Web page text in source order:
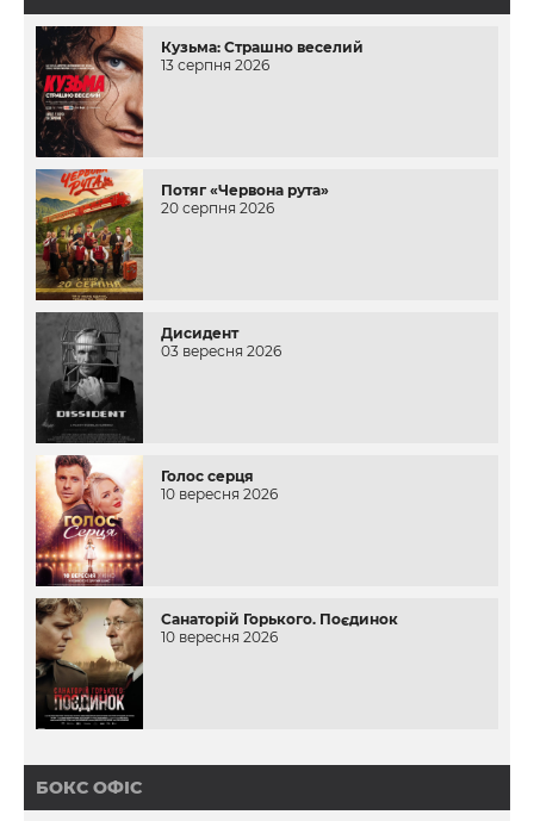
Кузьма: Страшно веселий
13 серпня 2026
Потяг «Червона рута»
20 серпня 2026
Дисидент
03 вересня 2026
Голос серця
10 вересня 2026
Санаторій Горького. Поєдинок
10 вересня 2026
БОКС ОФІС